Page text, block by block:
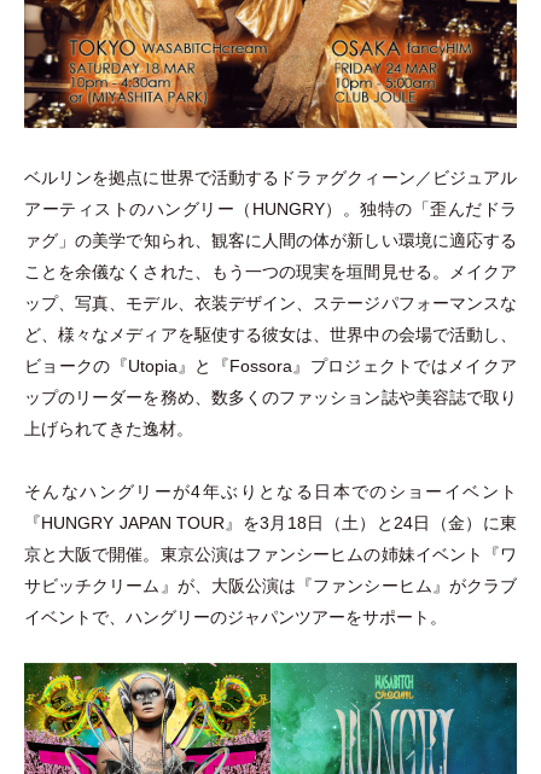
ベルリンを拠点に世界で活動するドラァグクィーン／ビジュアル
アーティストのハングリー （ HUNGRY） 。独特の 「歪んだドラ
ァグ 」の美学で知られ、観客に人間の体が新しい環境に適応する
ことを余儀なくされた、もう一つの現実を垣間見せる。メイクア
ップ、写真、モデル、衣装デザイン、ステージパフォーマンスな
ど、様々なメディアを駆使する彼女は、世界中の会場で活動し、
ビョークの『Utopia』と『Fossora』プロジェクトではメイクア
ップのリーダーを務め、数多くのファッション誌や美容誌で取り
上げられてきた逸材。
そんなハングリーが4年ぶりとなる日本でのショーイベント
『HUNGRY JAPAN TOUR』を3月18日
（土） と24日 （金） に東
京と大阪で開催。東京公演はファンシーヒムの姉妹イベント『ワ
サビッチクリーム』が、大阪公演は『ファンシーヒム』がクラブ
イベントで、ハングリーのジャパンツアーをサポート。